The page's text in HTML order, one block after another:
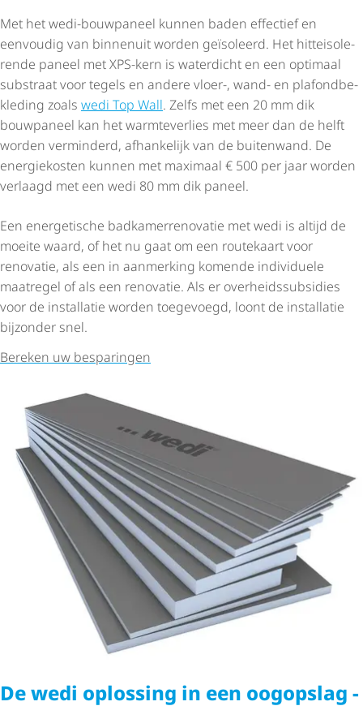
Met het wedi-bouwpaneel kunnen baden effectief en
eenvoudig van binnenuit worden geïsoleerd. Het hitte­iso­le­
rende paneel met XPS-kern is waterdicht en een optimaal
substraat voor tegels en andere vloer-, wand- en plafond­be­
kle­ding zoals wedi Top Wall. Zelfs met een 20 mm dik
bouwpaneel kan het warmteverlies met meer dan de helft
worden verminderd, afhankelijk van de buitenwand. De
energiekosten kunnen met maximaal € 500 per jaar worden
verlaagd met een wedi 80 mm dik paneel.
Een energetische badka­mer­re­no­vatie met wedi is altijd de
moeite waard, of het nu gaat om een routekaart voor
renovatie, als een in aanmerking komende individuele
maatregel of als een renovatie. Als er over­heids­sub­si­dies
voor de installatie worden toegevoegd, loont de installatie
bijzonder snel.
Bereken uw besparingen
De wedi oplossing in een oogopslag -